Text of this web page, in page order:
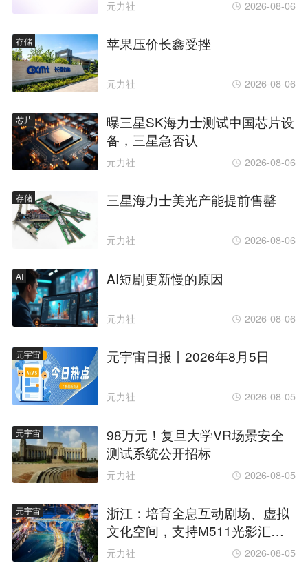
元力社 2026-08-06
存储 苹果压价长鑫受挫
元力社 2026-08-06
芯片
曝三星SK海力士测试中国芯片设
备，三星急否认
元力社 2026-08-06
存储 三星海力士美光产能提前售罄
元力社 2026-08-06
AI AI短剧更新慢的原因
元力社 2026-08-06
元宇宙 元宇宙日报丨2026年8月5日
元力社 2026-08-05
元宇宙
98万元！复旦大学VR场景安全
测试系统公开招标
元力社 2026-08-05
元宇宙
浙江：培育全息互动剧场、虚拟
文化空间，支持M511光影汇、
遥望X27迭代提升
元力社 2026-08-05